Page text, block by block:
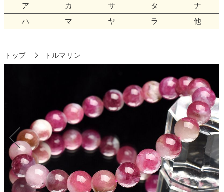
ア カ サ タ
ナ
ハ
マ ヤ ラ 他
トップ トルマリン